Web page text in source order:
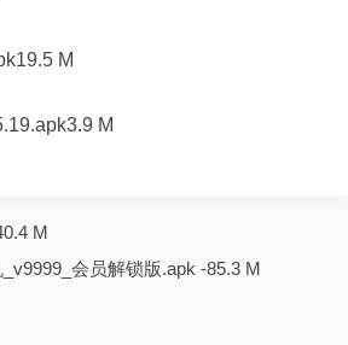
M
M
M
会员解锁版.apk -85.3 M